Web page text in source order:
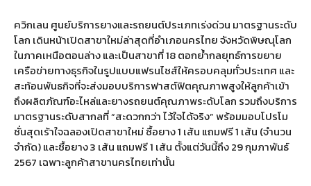
ควิกเลน ศูนย์บริการยางและรถยนต์ประเภทเร่งด่วน มาตรฐานระดับ
โลก เดินหน้าเปิดสาขาใหม่ล่าสุดที่อำเภอนครไทย จังหวัดพิษณุโลก
ในภาคเหนือตอนล่าง และเป็นสาขาที่ 18 ตอกย้ำกลยุทธ์การขยาย
เครือข่ายทางธุรกิจในรูปแบบแฟรนไชส์ให้ครอบคลุมทั่วประเทศ และ
สะท้อนพันธกิจที่จะส่งมอบบริการฟาสต์ฟิตคุณภาพสูงให้ลูกค้าเข้า
ถึงผลิตภัณฑ์อะไหล่และยางรถยนต์คุณภาพระดับโลก รวมถึงบริการ
มาตรฐานระดับสากลที่ “สะดวกกว่า ไว้ใจได้จริง” พร้อมมอบโปรโม
ชั่นสุดเร้าใจฉลองเปิดสาขาใหม่ ซื้อยาง 1 เส้น แถมฟรี 1 เส้น (จำนวน
จำกัด) และซื้อยาง 3 เส้น แถมฟรี 1 เส้น ตั้งแต่วันนี้ถึง 29 กุมภาพันธ์
2567 เฉพาะลูกค้าสาขานครไทยเท่านั้น